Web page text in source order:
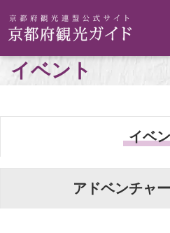
イベント
イベ
アドベンチャ